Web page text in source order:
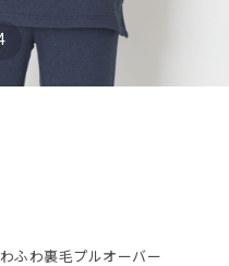
ふわ裏毛プルオーバー